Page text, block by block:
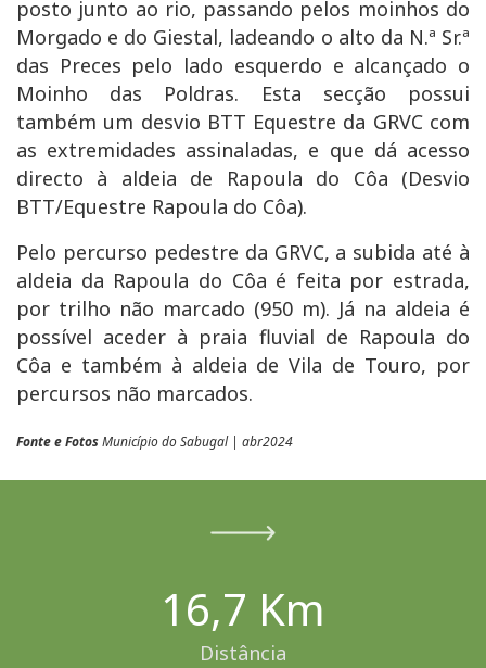
posto junto ao rio, passando pelos moinhos do
Morgado e do Giestal, ladeando o alto da N.ª Sr.ª
das Preces pelo lado esquerdo e alcançado o
Moinho das Poldras. Esta secção possui
também um desvio BTT Equestre da GRVC com
as extremidades assinaladas, e que dá acesso
directo à aldeia de Rapoula do Côa (Desvio
BTT/Equestre Rapoula do Côa).
Pelo percurso pedestre da GRVC, a subida até à
aldeia da Rapoula do Côa é feita por estrada,
por trilho não marcado (950 m). Já na aldeia é
possível aceder à praia fluvial de Rapoula do
Côa e também à aldeia de Vila de Touro, por
percursos não marcados.
Fonte e FotosMunicípio do Sabugal | abr2024
16,7 Km
Distância